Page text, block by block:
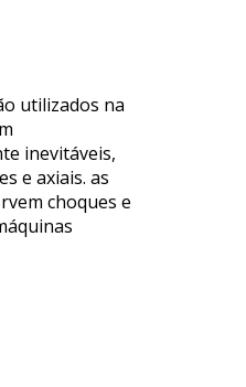
utilizados na
inevitáveis,
e axiais. as
choques e